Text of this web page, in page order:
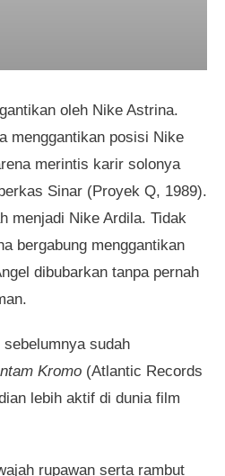
oleh Nike Astrina.
menggantikan posisi Nike
merintis karir solonya
Sinar (Proyek Q, 1989).
menjadi Nike Ardila. Tidak
bergabung menggantikan
dibubarkan tanpa pernah
sudah
Kromo (Atlantic Records
lebih aktif di dunia film
rupawan serta rambut